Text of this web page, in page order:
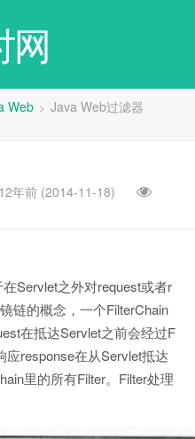
网
Web > Java Web过滤器
12年前 (2014-11-18)
Servlet之外对request或者r
链的概念，一个FilterChain
在抵达Servlet之前会经过F
应response在从Servlet抵达
里的所有Filter。Filter处理